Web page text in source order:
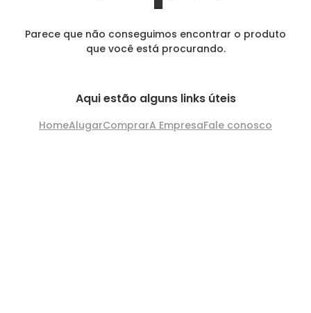
Parece que não conseguimos encontrar o produto
que você está procurando.
Aqui estão alguns links úteis
HomeAlugarComprarA EmpresaFale conosco